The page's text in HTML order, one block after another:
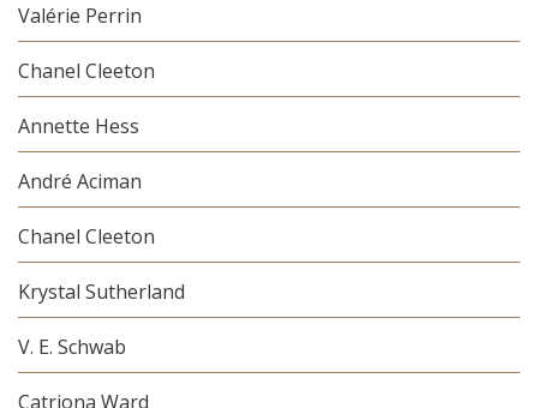
Valérie Perrin
Chanel Cleeton
Annette Hess
André Aciman
Chanel Cleeton
Krystal Sutherland
V. E. Schwab
Catriona Ward